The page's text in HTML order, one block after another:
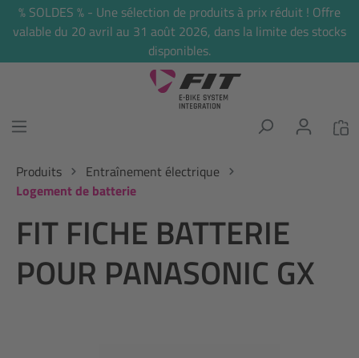
principal
% SOLDES % - Une sélection de produits à prix réduit ! Offre
valable du 20 avril au 31 août 2026, dans la limite des stocks
disponibles.
Produits
Entraînement électrique
Logement de batterie
FIT FICHE BATTERIE
POUR PANASONIC GX